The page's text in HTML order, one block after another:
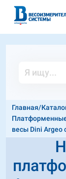
Главная/
весы Dini Argeo